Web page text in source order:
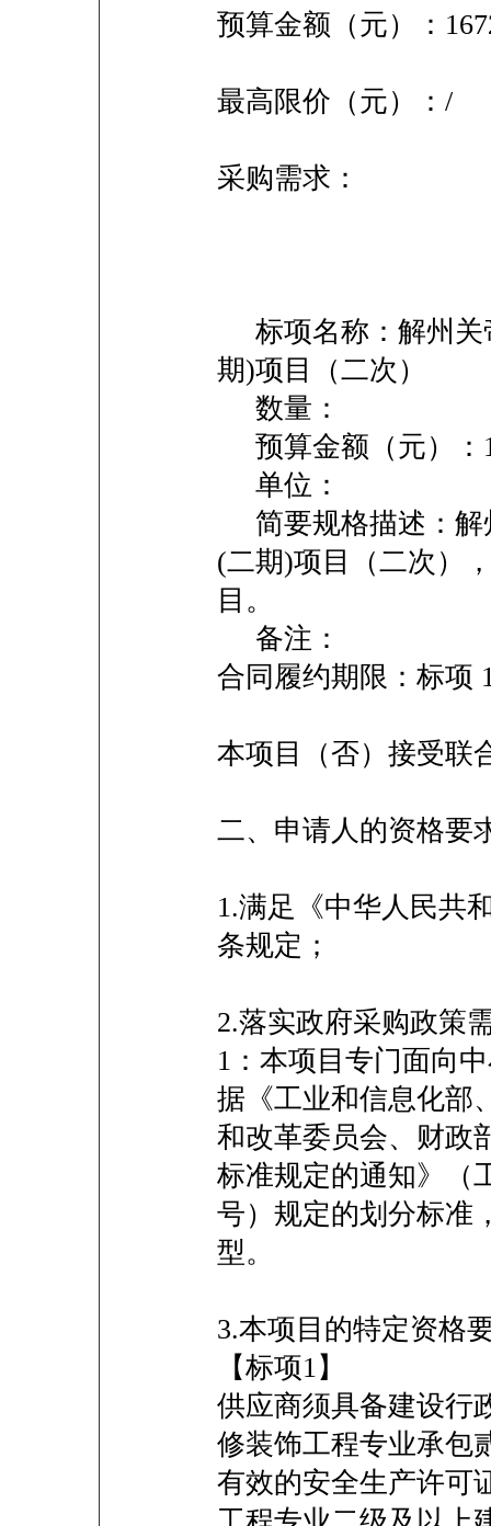
预算金额（元）：
最高限价（元）：/
采购需求：
标项名称：解州关
期)项目（二次）
数量：
预算金额（元）：
单位：
简要规格描述：解
(二期)项目（二次）
目。
备注：
合同履约期限：标
本项目（否）接受
二、申请人的资格
1.满足《中华人民共
条规定；
2.落实政府采购政策
1：本项目专门面向
据《工业和信息化部
和改革委员会、财政
标准规定的通知》（
号）规定的划分标准
型。
3.本项目的特定资格
【标项1】
供应商须具备建设行
修装饰工程专业承包
有效的安全生产许可